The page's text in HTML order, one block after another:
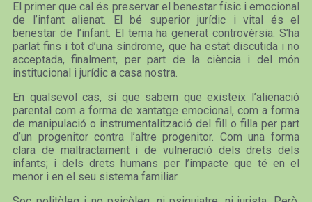
El primer que cal és preservar el benestar físic i emocional
de l’infant alienat. El bé superior jurídic i vital és el
benestar de l’infant. El tema ha generat controvèrsia. S’ha
parlat fins i tot d’una síndrome, que ha estat discutida i no
acceptada, finalment, per part de la ciència i del món
institucional i jurídic a casa nostra.
En qualsevol cas, sí que sabem que existeix l’alienació
parental com a forma de xantatge emocional, com a forma
de manipulació o instrumentalització del fill o filla per part
d’un progenitor contra l’altre progenitor. Com una forma
clara de maltractament i de vulneració dels drets dels
infants; i dels drets humans per l’impacte que té en el
menor i en el seu sistema familiar.